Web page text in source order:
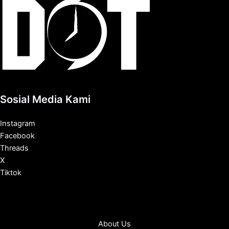
Sosial Media Kami
Instagram
Facebook
Threads
X
Tiktok
About Us